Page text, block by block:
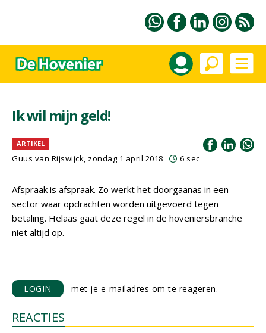
Ik wil mijn geld!
ARTIKEL
Guus van Rijswijck, zondag 1 april 2018 6 sec
Afspraak is afspraak. Zo werkt het doorgaanas in een
sector waar opdrachten worden uitgevoerd tegen
betaling. Helaas gaat deze regel in de hoveniersbranche
niet altijd op.
LOGIN met je e-mailadres om te reageren.
REACTIES